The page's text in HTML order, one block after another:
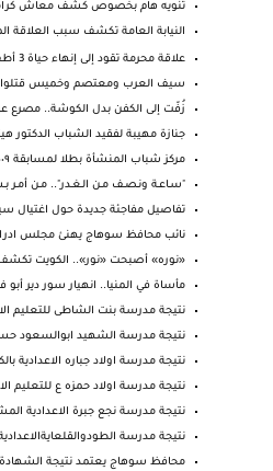
تنويه هام بخصوص كشف معاش كرامة
النيابة العامة تكشف سبب العلاقة
علاقة محرمة تقود إلى إنهاء حياة 3 أطف.ال بالمنوفية 💔
سيف العرب ومعتصم وخميس قتلوا سنة 2011 وسيف
زُفّت إلى الكفن بدل الكوشة..
جنازة مهيبة لفقيد الشباب الدكتور
مركز شباب المنشأة بطلا لمسابقة ٢٠٠٩ وساحة سوهاج ال...
"سـاعـة ونـصـف مـن الـغـدر".. مـن أمـر
تفاصيل مفاجئة جديدة حول اغتيال
نائب محافظ سوهاج يهنئ مجلس
«نوره» أصبحت «نور».. الكويت
مأساة في المنيا.. انهيار سور دير أبو
نتيجة مدرسة بنت الشاطى للتعليم
نتيجة مدرسة الشهيد ابوالسعود
نتيجة مدرسة اولاد جباره الاعدادية
نتيجة مدرسة اولاد حمزه ع للتعليم
نتيجة مدرسة نجع جبرة الاعدادية
نتيجة مدرسة
محافظ سوهاج يعتمد نتيجة الشهادة